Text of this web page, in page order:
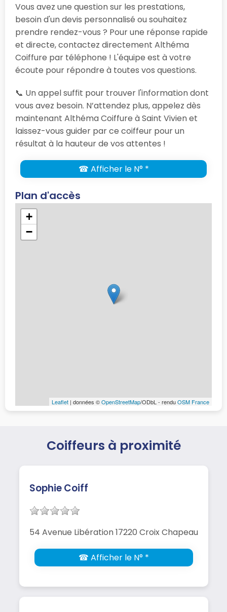
Vous avez une question sur les prestations,
besoin d'un devis personnalisé ou souhaitez
prendre rendez-vous ? Pour une réponse rapide
et directe, contactez directement Althéma
Coiffure par téléphone ! L'équipe est à votre
écoute pour répondre à toutes vos questions.
📞 Un appel suffit pour trouver l'information dont
vous avez besoin. N’attendez plus, appelez dès
maintenant Althéma Coiffure à Saint Vivien et
laissez-vous guider par ce coiffeur pour un
résultat à la hauteur de vos attentes !
☎ Afficher le N° *
Plan d'accès
+
−
Leaflet | données ©OpenStreetMap/ODbL - renduOSM France
Coiffeurs à proximité
Sophie Coiff
54 Avenue Libération 17220 Croix Chapeau
☎ Afficher le N° *